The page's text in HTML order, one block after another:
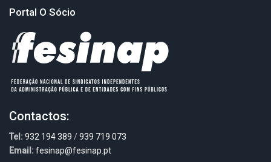
Portal O Sócio
Contactos:
Tel: 932 194 389 /939 719 073
Email: fesinap@fesinap.pt